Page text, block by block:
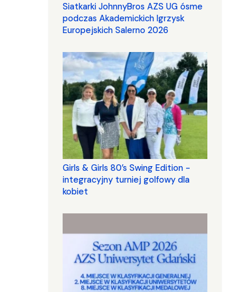
Siatkarki JohnnyBros AZS UG ósme
podczas Akademickich Igrzysk
Europejskich Salerno 2026
Girls & Girls 80’s Swing Edition -
integracyjny turniej golfowy dla
kobiet